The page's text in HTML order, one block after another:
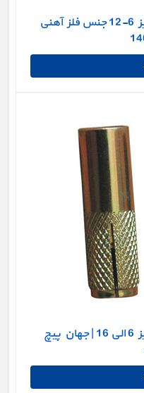
خرید رول بولت دیواری از سایز 6-12 جنس فلز آهنی
خرید انکر بولت HKD - از سایز 6 الی 16 | جهان پیچ